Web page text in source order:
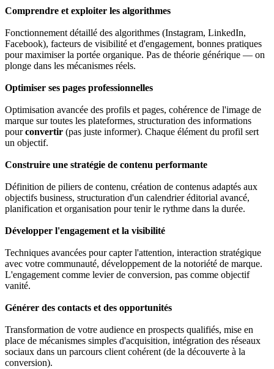
Comprendre et exploiter les algorithmes
Fonctionnement détaillé des algorithmes (Instagram, LinkedIn,
Facebook), facteurs de visibilité et d'engagement, bonnes pratiques
pour maximiser la portée organique. Pas de théorie générique — on
plonge dans les mécanismes réels.
Optimiser ses pages professionnelles
Optimisation avancée des profils et pages, cohérence de l'image de
marque sur toutes les plateformes, structuration des informations
pourconvertir (pas juste informer). Chaque élément du profil sert
un objectif.
Construire une stratégie de contenu performante
Définition de piliers de contenu, création de contenus adaptés aux
objectifs business, structuration d'un calendrier éditorial avancé,
planification et organisation pour tenir le rythme dans la durée.
Développer l'engagement et la visibilité
Techniques avancées pour capter l'attention, interaction stratégique
avec votre communauté, développement de la notoriété de marque.
L'engagement comme levier de conversion, pas comme objectif
vanité.
Générer des contacts et des opportunités
Transformation de votre audience en prospects qualifiés, mise en
place de mécanismes simples d'acquisition, intégration des réseaux
sociaux dans un parcours client cohérent (de la découverte à la
conversion).